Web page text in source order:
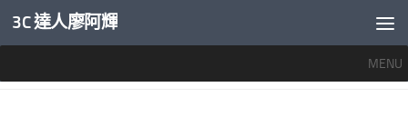
內文下方
3C 達人廖阿輝
MENU